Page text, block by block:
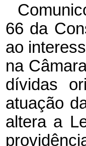
66 da
ao
na
dívidas
atuação
altera a